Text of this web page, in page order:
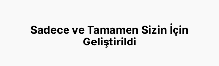
Sadece ve Tamamen Sizin İçin
Geliştirildi